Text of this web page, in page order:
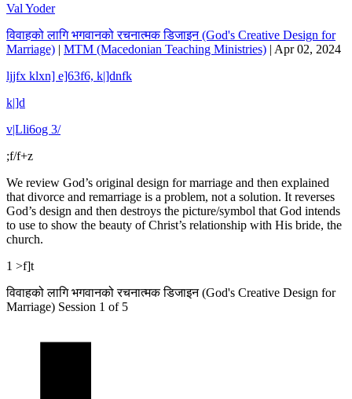
Val Yoder
विवाहको लागि भगवानको रचनात्मक डिजाइन (God's Creative Design for
Marriage) | MTM (Macedonian Teaching Ministries) | Apr 02, 2024
ljjfx klxn] e]63f6, k|]dnfk
k|]d
v|Lli6og 3/
;f/f+z
We review God’s original design for marriage and then explained
that divorce and remarriage is a problem, not a solution. It reverses
God’s design and then destroys the picture/symbol that God intends
to use to show the beauty of Christ’s relationship with His bride, the
church.
1 >f]t
विवाहको लागि भगवानको रचनात्मक डिजाइन (God's Creative Design for
Marriage) Session 1 of 5